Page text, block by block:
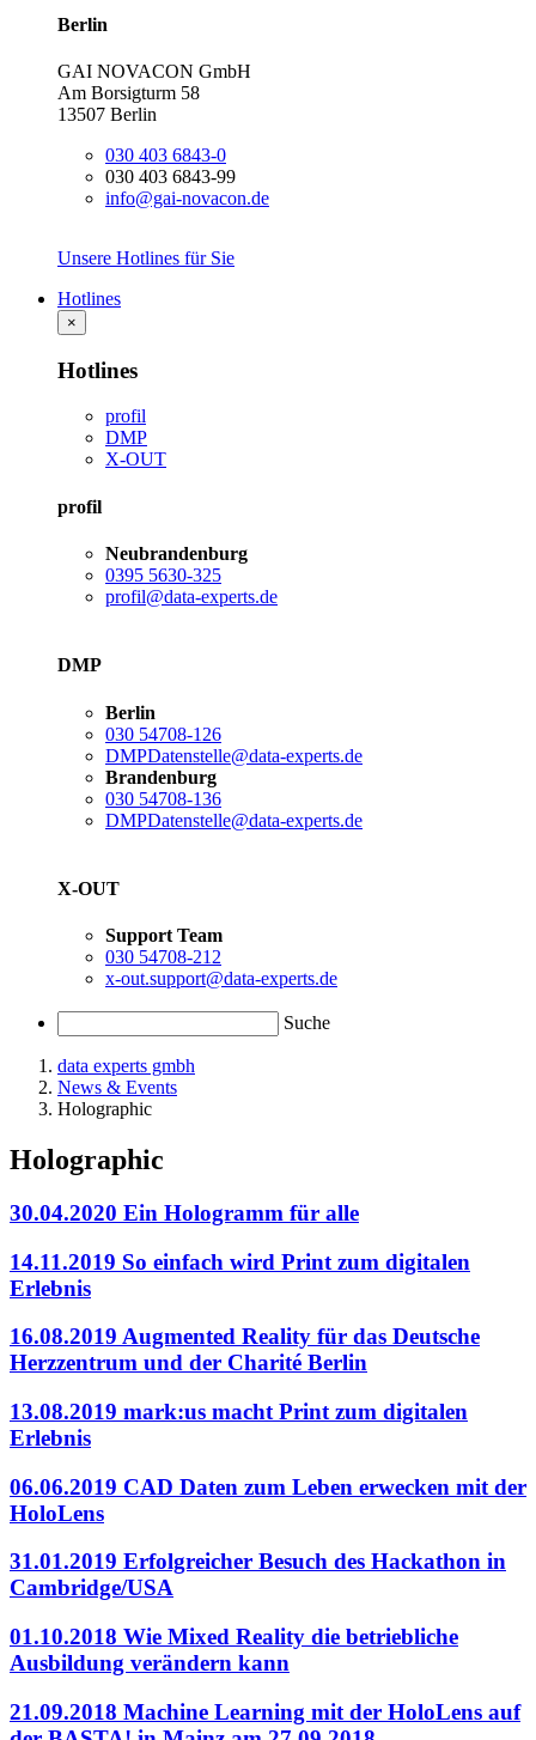
Berlin
GAI NOVACON GmbH
Am Borsigturm 58
13507 Berlin
030 403 6843-0
030 403 6843-99
info@gai-novacon.de
Unsere Hotlines für Sie
Hotlines
×
Hotlines
profil
DMP
X-OUT
profil
Neubrandenburg
0395 5630-325
profil@data-experts.de
DMP
Berlin
030 54708-126
DMPDatenstelle@data-experts.de
Brandenburg
030 54708-136
DMPDatenstelle@data-experts.de
X-OUT
Support Team
030 54708-212
x-out.support@data-experts.de
Suche
data experts gmbh
News & Events
Holographic
Holographic
30.04.2020 Ein Hologramm für alle
14.11.2019 So einfach wird Print zum digitalen
Erlebnis
16.08.2019 Augmented Reality für das Deutsche
Herzzentrum und der Charité Berlin
13.08.2019 mark:us macht Print zum digitalen
Erlebnis
06.06.2019 CAD Daten zum Leben erwecken mit der
HoloLens
31.01.2019 Erfolgreicher Besuch des Hackathon in
Cambridge/USA
01.10.2018 Wie Mixed Reality die betriebliche
Ausbildung verändern kann
21.09.2018 Machine Learning mit der HoloLens auf